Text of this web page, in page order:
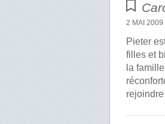
2 MAI 2009
Pieter
filles et
la